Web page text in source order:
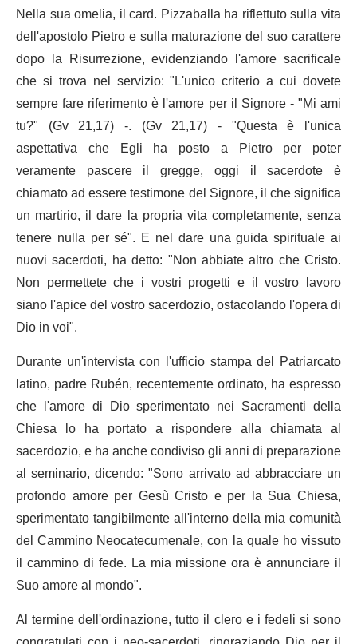
Nella sua omelia, il card. Pizzaballa ha riflettuto sulla vita
dell'apostolo Pietro e sulla maturazione del suo carattere
dopo la Risurrezione, evidenziando l'amore sacrificale
che si trova nel servizio: "L'unico criterio a cui dovete
sempre fare riferimento è l'amore per il Signore - "Mi ami
tu?" (Gv 21,17) -. (Gv 21,17) - "Questa è l'unica
aspettativa che Egli ha posto a Pietro per poter
veramente pascere il gregge, oggi il sacerdote è
chiamato ad essere testimone del Signore, il che significa
un martirio, il dare la propria vita completamente, senza
tenere nulla per sé". E nel dare una guida spirituale ai
nuovi sacerdoti, ha detto: "Non abbiate altro che Cristo.
Non permettete che i vostri progetti e il vostro lavoro
siano l'apice del vostro sacerdozio, ostacolando l'opera di
Dio in voi".
Durante un'intervista con l'ufficio stampa del Patriarcato
latino, padre Rubén, recentemente ordinato, ha espresso
che l'amore di Dio sperimentato nei Sacramenti della
Chiesa lo ha portato a rispondere alla chiamata al
sacerdozio, e ha anche condiviso gli anni di preparazione
al seminario, dicendo: "Sono arrivato ad abbracciare un
profondo amore per Gesù Cristo e per la Sua Chiesa,
sperimentato tangibilmente all'interno della mia comunità
del Cammino Neocatecumenale, con la quale ho vissuto
il cammino di fede. La mia missione ora è annunciare il
Suo amore al mondo".
Al termine dell'ordinazione, tutto il clero e i fedeli si sono